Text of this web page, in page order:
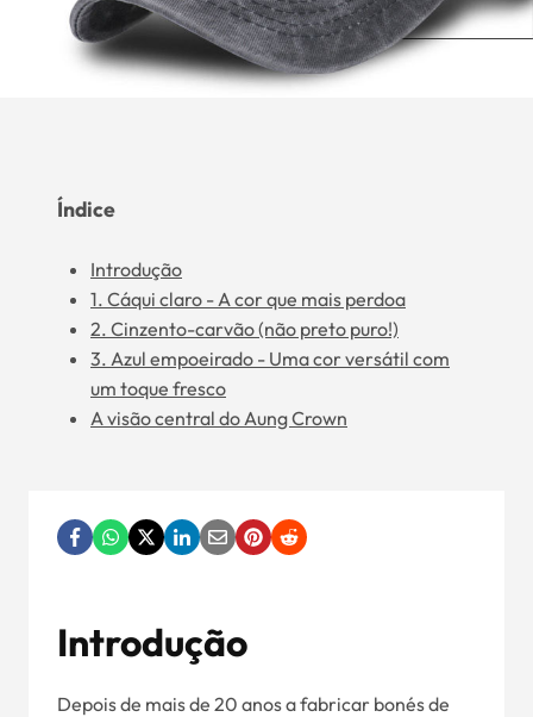
Índice
Introdução
1. Cáqui claro - A cor que mais perdoa
2. Cinzento-carvão (não preto puro!)
3. Azul empoeirado - Uma cor versátil com
um toque fresco
A visão central do Aung Crown
Introdução
Depois de mais de 20 anos a fabricar bonés de